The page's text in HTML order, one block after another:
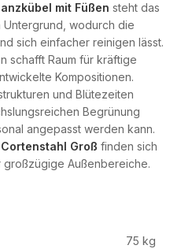
mit Füßen steht das
wodurch die
sich einfacher reinigen lässt.
schafft Raum für kräftige
Kompositionen.
und Blütezeiten
Begrünung
angepasst werden kann.
Groß finden sich
Außenbereiche.
75 kg